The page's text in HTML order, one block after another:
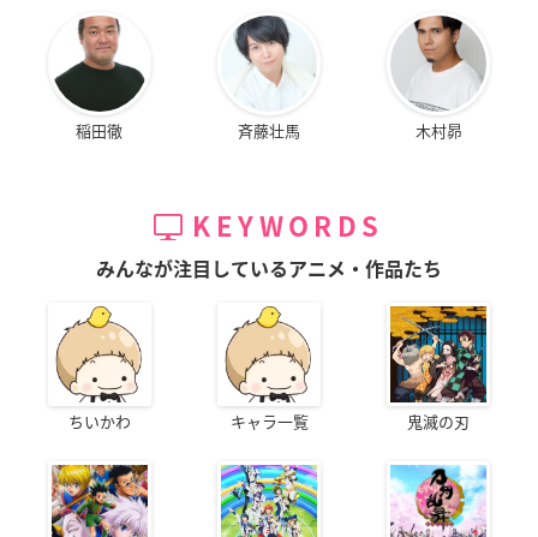
稲田徹 斉藤壮馬 木村昴
KEYWORDS
みんなが注目しているアニメ・作品たち
ちいかわ キャラ一覧 鬼滅の刃